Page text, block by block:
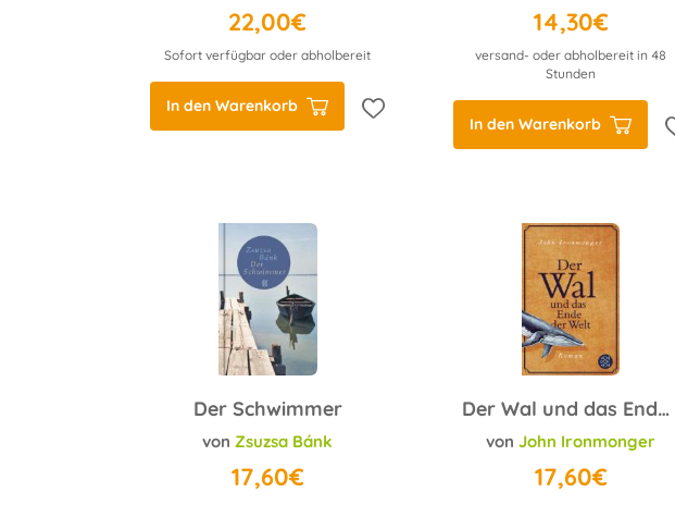
22,00€
Sofort verfügbar oder abholbereit
In den Warenkorb
14,30€
versand- oder abholbereit in 48
Stunden
In den Warenkorb
Der Schwimmer
vonZsuzsa Bánk
17,60€
Der Wal und das Ende der Welt
vonJohn Ironmonger
17,60€